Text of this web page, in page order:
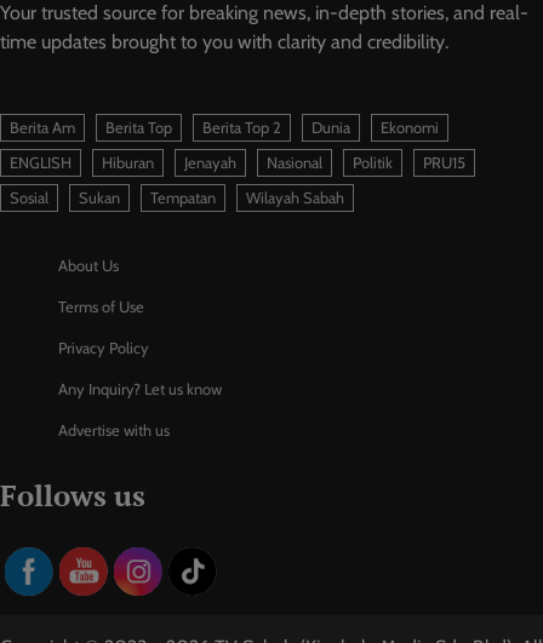
Your trusted source for breaking news, in-depth stories, and real-
time updates brought to you with clarity and credibility.
Berita Am Berita Top Berita Top 2 Dunia
Ekonomi
ENGLISH
Hiburan Jenayah Nasional Politik
PRU15
Sosial
Sukan Tempatan Wilayah Sabah
About Us
Terms of Use
Privacy Policy
Any Inquiry? Let us know
Advertise with us
Follows us